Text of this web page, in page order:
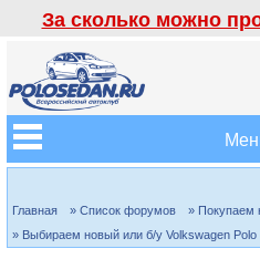
За сколько можно
Главная » Список форумов
» Покупаем
» Выбираем новый или б/у Volkswagen Polo